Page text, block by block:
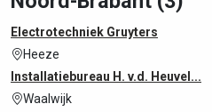
Electrotechniek Gruyters
Heeze
Installatiebureau H. v.d. Heuvel...
Waalwijk